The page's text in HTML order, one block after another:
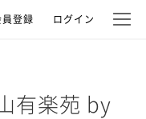
員登録 ログイン
有楽苑 by